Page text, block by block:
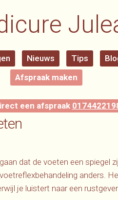
Nieuws Tips
Afspraak maken
een afspraak
dat de voeten een spiegel
anders.
je luistert naar een